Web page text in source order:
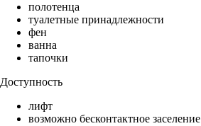
полотенца
туалетные принадлежности
фен
ванна
тапочки
Доступность
лифт
возможно бесконтактное заселение